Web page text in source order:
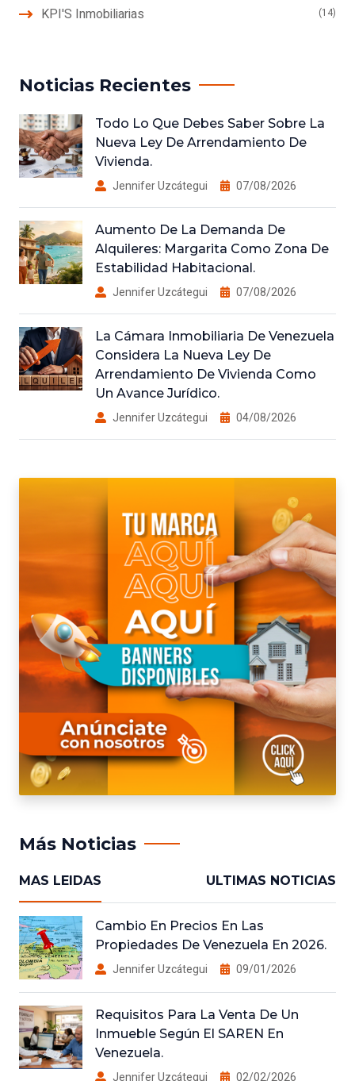
KPI'S Inmobiliarias (14)
Noticias Recientes
Todo Lo Que Debes Saber Sobre La
Nueva Ley De Arrendamiento De
Vivienda.
Jennifer Uzcátegui 07/08/2026
Aumento De La Demanda De
Alquileres: Margarita Como Zona De
Estabilidad Habitacional.
Jennifer Uzcátegui 07/08/2026
La Cámara Inmobiliaria De Venezuela
Considera La Nueva Ley De
Arrendamiento De Vivienda Como
Un Avance Jurídico.
Jennifer Uzcátegui 04/08/2026
Más Noticias
MAS LEIDAS ULTIMAS NOTICIAS
Cambio En Precios En Las
Propiedades De Venezuela En 2026.
Jennifer Uzcátegui 09/01/2026
Requisitos Para La Venta De Un
Inmueble Según El SAREN En
Venezuela.
Jennifer Uzcátegui 02/02/2026